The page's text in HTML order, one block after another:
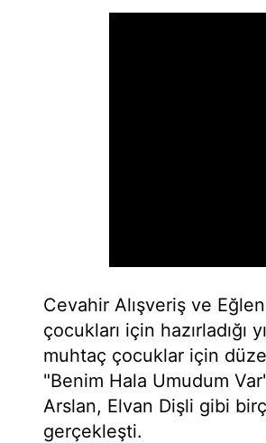
Cevahir Alışveriş ve
çocukları için hazırladığı
muhtaç çocuklar için
"Benim Hala Umudum
Arslan, Elvan Dişli gibi
gerçekleşti.